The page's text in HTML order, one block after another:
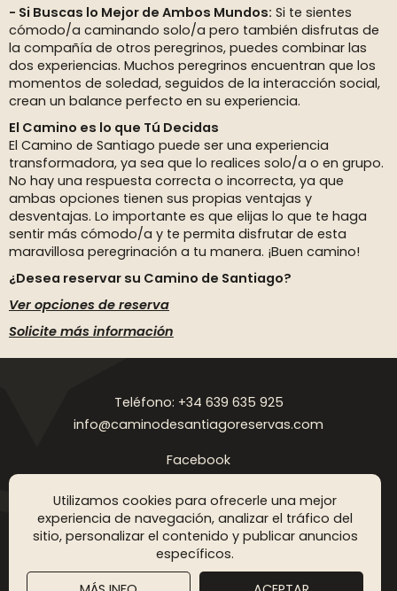
Utilizamos cookies para ofrecerle una mejor
experiencia de navegación, analizar el tráfico del
sitio, personalizar el contenido y publicar anuncios
específicos.
Si Buscas lo Mejor de Ambos Mundos: Si te sientes
cómodo/a caminando solo/a pero también disfrutas de
la compañía de otros peregrinos, puedes combinar las
dos experiencias. Muchos peregrinos encuentran que los
momentos de soledad, seguidos de la interacción social,
crean un balance perfecto en su experiencia.
El Camino es lo que Tú Decidas
El Camino de Santiago puede ser una experiencia
transformadora, ya sea que lo realices solo/a o en grupo.
No hay una respuesta correcta o incorrecta, ya que
ambas opciones tienen sus propias ventajas y
desventajas. Lo importante es que elijas lo que te haga
sentir más cómodo/a y te permita disfrutar de esta
maravillosa peregrinación a tu manera. ¡Buen camino!
¿Desea reservar su Camino de Santiago?
Ver opciones de reserva
Solicite más información
Teléfono: +34 639 635 925
info@caminodesantiagoreservas.com
Facebook
Aviso legal Política de privacidad Política de cookies FAQ Blog
Copyright © 2026 Camino de Santiago Reservas. Todos los
derechos reservados